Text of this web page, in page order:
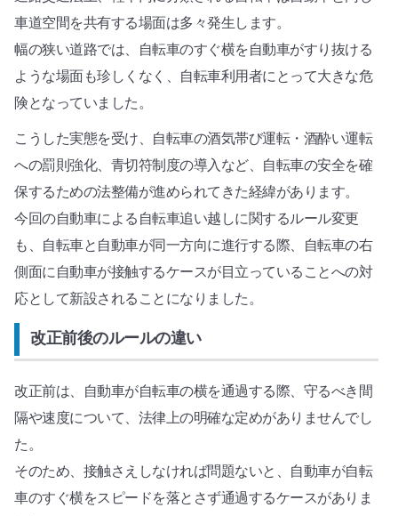
車道空間を共有する場面は多々発生します。
幅の狭い道路では、自転車のすぐ横を自動車がすり抜ける
ような場面も珍しくなく、自転車利用者にとって大きな危
険となっていました。
こうした実態を受け、自転車の酒気帯び運転・酒酔い運転
への罰則強化、青切符制度の導入など、自転車の安全を確
保するための法整備が進められてきた経緯があります。
今回の自動車による自転車追い越しに関するルール変更
も、自転車と自動車が同一方向に進行する際、自転車の右
側面に自動車が接触するケースが目立っていることへの対
応として新設されることになりました。
改正前後のルールの違い
改正前は、自動車が自転車の横を通過する際、守るべき間
隔や速度について、法律上の明確な定めがありませんでし
た。
そのため、接触さえしなければ問題ないと、自動車が自転
車のすぐ横をスピードを落とさず通過するケースがありま